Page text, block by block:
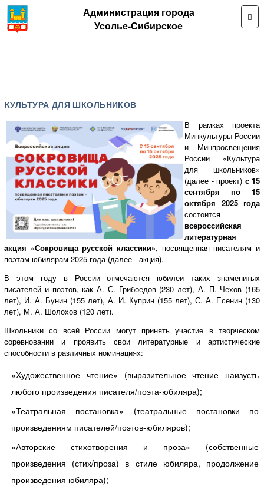
Администрация города
Усолье-Сибирское
КУЛЬТУРА ДЛЯ ШКОЛЬНИКОВ
В рамках проекта
Минкультуры России
и Минпросвещения
России «Культура
для школьников»
(далее - проект) с 15
сентября по 15
октября 2025 года
состоится
всероссийская
литературная
акция «Сокровища русской классики», посвященная писателям и
поэтам-юбилярам 2025 года (далее - акция).
В этом году в России отмечаются юбилеи таких знаменитых
писателей и поэтов, как А. С. Грибоедов (230 лет), А. П. Чехов (165
лет), И. А. Бунин (155 лет), А. И. Куприн (155 лет), С. А. Есенин (130
лет), М. А. Шолохов (120 лет).
Школьники со всей России могут принять участие в творческом
соревновании и проявить свои литературные и артистические
способности в различных номинациях:
«Художественное чтение» (выразительное чтение наизусть
любого произведения писателя/поэта-юбиляра);
«Театральная постановка» (театральные постановки по
произведениям писателей/поэтов-юбиляров);
«Авторские стихотворения и проза» (собственные
произведения (стих/проза) в стиле юбиляра, продолжение
произведения юбиляра);